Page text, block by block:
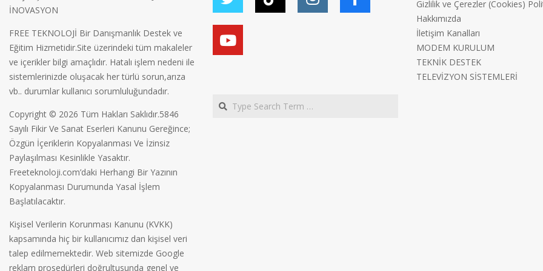
İNOVASYON
FREE TEKNOLOJİ Bir Danışmanlık Destek ve
Eğitim Hizmetidir.Site üzerindeki tüm makaleler
ve içerikler bilgi amaçlıdır. Hatalı işlem nedeni ile
sistemlerinizde oluşacak her türlü sorun,arıza
vb.. durumlar kullanıcı sorumluluğundadır.
Copyright © 2026 Tüm Hakları Saklıdır.5846
Sayılı Fikir Ve Sanat Eserleri Kanunu Gereğince;
Özgün İçeriklerin Kopyalanması Ve İzinsiz
Paylaşılması Kesinlikle Yasaktır.
Freeteknoloji.com’daki Herhangi Bir Yazının
Kopyalanması Durumunda Yasal İşlem
Başlatılacaktır.
Kişisel Verilerin Korunması Kanunu (KVKK)
kapsamında hiç bir kullanıcımız dan kişisel veri
talep edilmemektedir. Web sitemizde Google
reklam prosedürleri doğrultusunda genel ve
Search
Gizlilik ve Çerezler (Cookies)
Hakkımızda
İletişim Kanalları
MODEM KURULUM
TEKNİK DESTEK
TELEVİZYON SİSTEMLERİ